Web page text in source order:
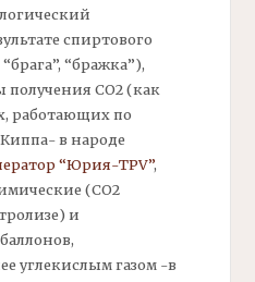
спиртового
“бражка”),
получения СО2 (как
работающих по
в народе
“Юрия-TPV”,
(СО2
и
углекислым газом -в